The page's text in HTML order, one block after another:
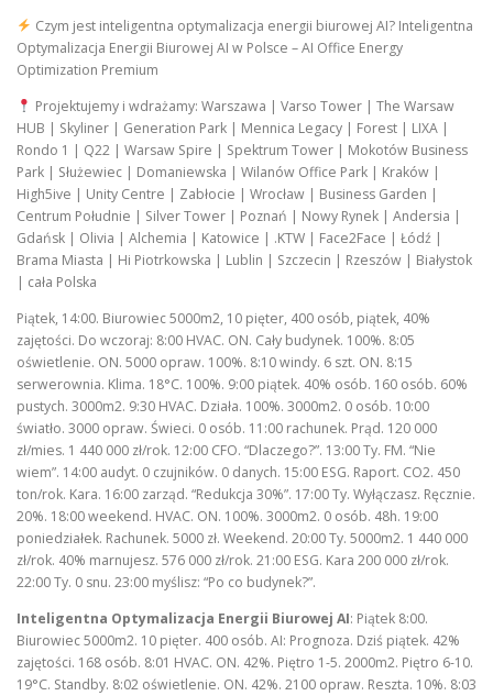
Czym jest inteligentna optymalizacja energii biurowej AI? Inteligentna
Optymalizacja Energii Biurowej AI w Polsce – AI Office Energy
Optimization Premium
Projektujemy i wdrażamy: Warszawa | Varso Tower | The Warsaw
HUB | Skyliner | Generation Park | Mennica Legacy | Forest | LIXA |
Rondo 1 | Q22 | Warsaw Spire | Spektrum Tower | Mokotów Business
Park | Służewiec | Domaniewska | Wilanów Office Park | Kraków |
High5ive | Unity Centre | Zabłocie | Wrocław | Business Garden |
Centrum Południe | Silver Tower | Poznań | Nowy Rynek | Andersia |
Gdańsk | Olivia | Alchemia | Katowice | .KTW | Face2Face | Łódź |
Brama Miasta | Hi Piotrkowska | Lublin | Szczecin | Rzeszów | Białystok
| cała Polska
Piątek, 14:00. Biurowiec 5000m2, 10 pięter, 400 osób, piątek, 40%
zajętości. Do wczoraj: 8:00 HVAC. ON. Cały budynek. 100%. 8:05
oświetlenie. ON. 5000 opraw. 100%. 8:10 windy. 6 szt. ON. 8:15
serwerownia. Klima. 18°C. 100%. 9:00 piątek. 40% osób. 160 osób. 60%
pustych. 3000m2. 9:30 HVAC. Działa. 100%. 3000m2. 0 osób. 10:00
światło. 3000 opraw. Świeci. 0 osób. 11:00 rachunek. Prąd. 120 000
zł/mies. 1 440 000 zł/rok. 12:00 CFO. “Dlaczego?”. 13:00 Ty. FM. “Nie
wiem”. 14:00 audyt. 0 czujników. 0 danych. 15:00 ESG. Raport. CO2. 450
ton/rok. Kara. 16:00 zarząd. “Redukcja 30%”. 17:00 Ty. Wyłączasz. Ręcznie.
20%. 18:00 weekend. HVAC. ON. 100%. 3000m2. 0 osób. 48h. 19:00
poniedziałek. Rachunek. 5000 zł. Weekend. 20:00 Ty. 5000m2. 1 440 000
zł/rok. 40% marnujesz. 576 000 zł/rok. 21:00 ESG. Kara 200 000 zł/rok.
22:00 Ty. 0 snu. 23:00 myślisz: “Po co budynek?”.
Inteligentna Optymalizacja Energii Biurowej AI: Piątek 8:00.
Biurowiec 5000m2. 10 pięter. 400 osób. AI: Prognoza. Dziś piątek. 42%
zajętości. 168 osób. 8:01 HVAC. ON. 42%. Piętro 1-5. 2000m2. Piętro 6-10.
19°C. Standby. 8:02 oświetlenie. ON. 42%. 2100 opraw. Reszta. 10%. 8:03